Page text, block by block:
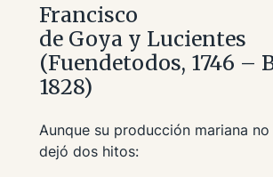
Francisco
de Goya y Lucientes
(Fuendetodos, 1746 –
1828)
Aunque su producción mariana
dejó dos hitos: